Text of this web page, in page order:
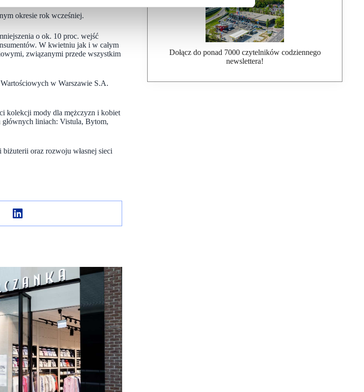
okresie rok wcześniej.
o ok. 10 proc. wejść
W kwietniu jak i w całym
związanymi przede wszystkim
w Warszawie S.A.
kolekcji mody dla mężczyzn i kobiet
liniach: Vistula, Bytom,
oraz rozwoju własnej sieci
Dołącz do ponad 7000 czytelników codziennego
newslettera!